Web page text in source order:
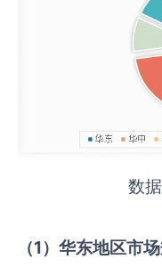
数
（1）华东地区市